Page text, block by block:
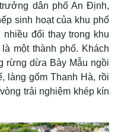
dân phố An Định,
sinh hoạt của khu phố
nhiều đổi thay trong khu
một thành phố. Khách
rừng dừa Bảy Mẫu ngồi
làng gốm Thanh Hà, rồi
trải nghiệm khép kín